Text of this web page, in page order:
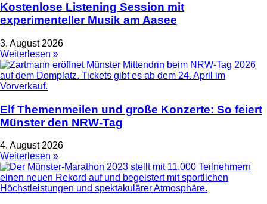
Kostenlose Listening Session mit
experimenteller Musik am Aasee
3. August 2026
Weiterlesen »
Elf Themenmeilen und große Konzerte: So feiert
Münster den NRW-Tag
4. August 2026
Weiterlesen »